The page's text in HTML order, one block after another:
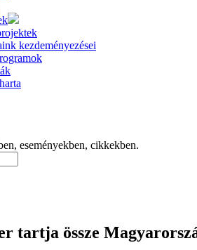
kezdeményezései
eseményekben, cikkekben.
tartja össze